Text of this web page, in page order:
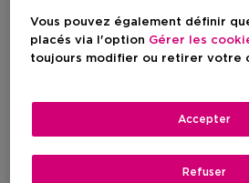
Vous pouvez également définir
placés via l'option Gérer les
toujours modifier ou retirer votre
Refuser
Accepter